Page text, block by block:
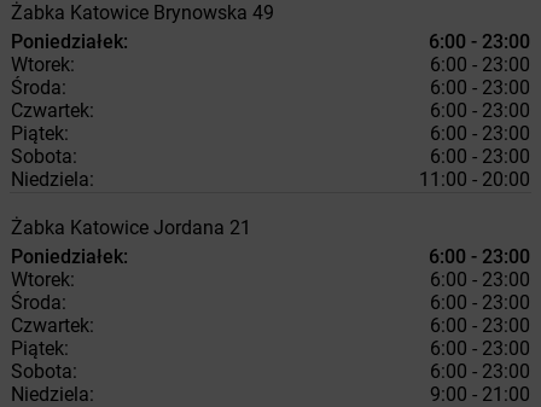
Żabka Katowice Brynowska 49
Poniedziałek:
6:00 - 23:00
Wtorek:
6:00 - 23:00
Środa:
6:00 - 23:00
Czwartek:
6:00 - 23:00
Piątek:
6:00 - 23:00
Sobota:
6:00 - 23:00
Niedziela:
11:00 - 20:00
Żabka Katowice Jordana 21
Poniedziałek:
6:00 - 23:00
Wtorek:
6:00 - 23:00
Środa:
6:00 - 23:00
Czwartek:
6:00 - 23:00
Piątek:
6:00 - 23:00
Sobota:
6:00 - 23:00
Niedziela:
9:00 - 21:00